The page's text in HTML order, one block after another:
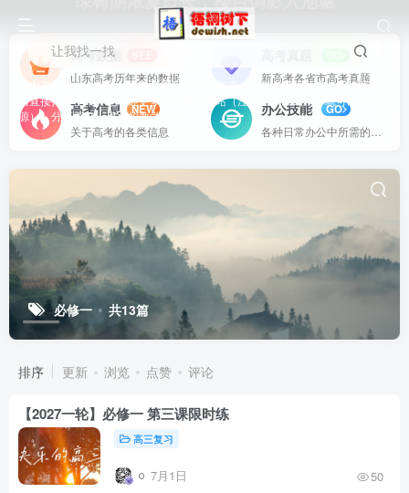
让我找一找
站内资源基本上都是一线教学实际使用的资源，配有WORD版本，可以下载
后直接打印使用。也欢迎更多老师加盟网站（注册登录成为用户就可以发布资
源），分享更好、更多的教学资源。
高考数据
山东高考历年来的数据
新高考各省市高考真题
高考信息
NEW
关于高考的各类信息
办公技能
GO
必修一 共13篇
排序 更新 浏览 点赞 评论
【2027一轮】必修一 第三课限时练
高三复习
7月1日 50